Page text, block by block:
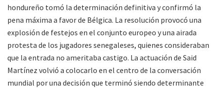
hondureño tomó la determinación definitiva y confirmó la
pena máxima a favor de Bélgica. La resolución provocó una
explosión de festejos en el conjunto europeo y una airada
protesta de los jugadores senegaleses, quienes consideraban
que la entrada no ameritaba castigo. La actuación de Said
Martínez volvió a colocarlo en el centro de la conversación
mundial por una decisión que terminó siendo determinante